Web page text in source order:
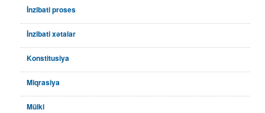
İnzibati proses
İnzibati xətalar
Konstitusiya
Miqrasiya
Mülki